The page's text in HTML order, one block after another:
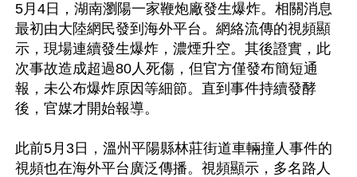
5月4日，湖南瀏陽一家鞭炮廠發生爆炸。相關消息
最初由大陸網民發到海外平台。網絡流傳的視頻顯
示，現場連續發生爆炸，濃煙升空。其後證實，此
次事故造成超過80人死傷，但官方僅發布簡短通
報，未公布爆炸原因等細節。直到事件持續發酵
後，官媒才開始報導。
此前5月3日，溫州平陽縣林莊街道車輛撞人事件的
視頻也在海外平台廣泛傳播。視頻顯示，多名路人